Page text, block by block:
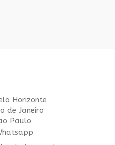
Horizonte
de Janeiro
Paulo